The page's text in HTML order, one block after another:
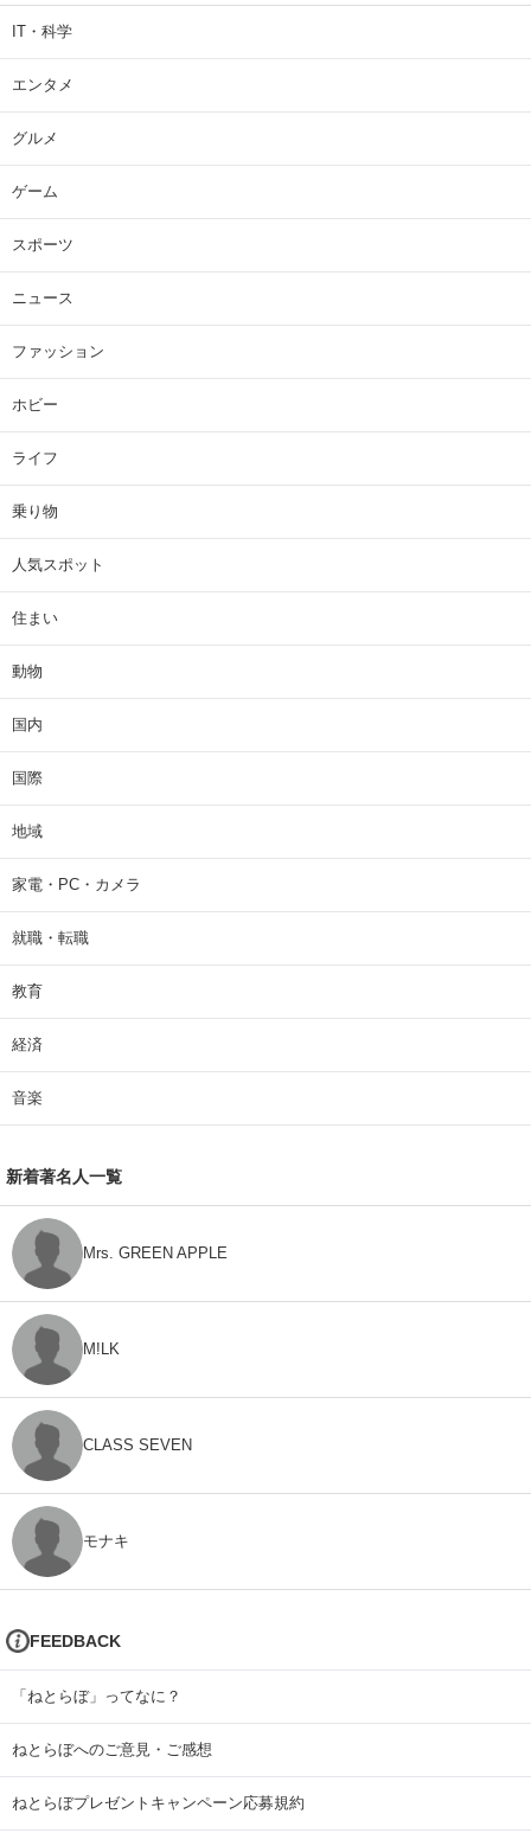
IT・科学
エンタメ
グルメ
ゲーム
スポーツ
ニュース
ファッション
ホビー
ライフ
乗り物
人気スポット
住まい
動物
国内
国際
地域
家電・PC・カメラ
就職・転職
教育
経済
音楽
新着著名人一覧
Mrs. GREEN APPLE
M!LK
CLASS SEVEN
モナキ
FEEDBACK
「ねとらぼ」ってなに？
ねとらぼへのご意見・ご感想
ねとらぼプレゼントキャンペーン応募規約